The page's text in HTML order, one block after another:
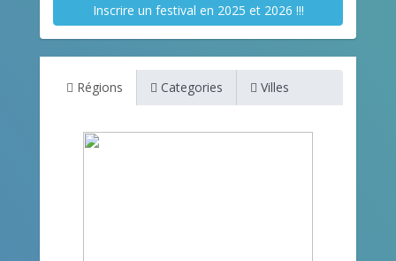
Inscrire un festival en 2025 et 2026 !!!
Régions Categories Villes